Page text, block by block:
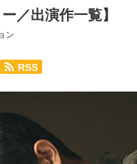
／出演作一覧】
ン
RSS